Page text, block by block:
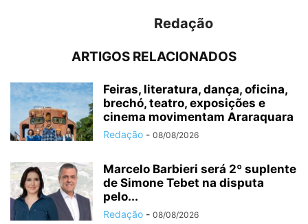
Redação
ARTIGOS RELACIONADOS
Feiras, literatura, dança, oficina,
brechó, teatro, exposições e
cinema movimentam Araraquara
Redação - 08/08/2026
Marcelo Barbieri será 2º suplente
de Simone Tebet na disputa
pelo...
Redação - 08/08/2026